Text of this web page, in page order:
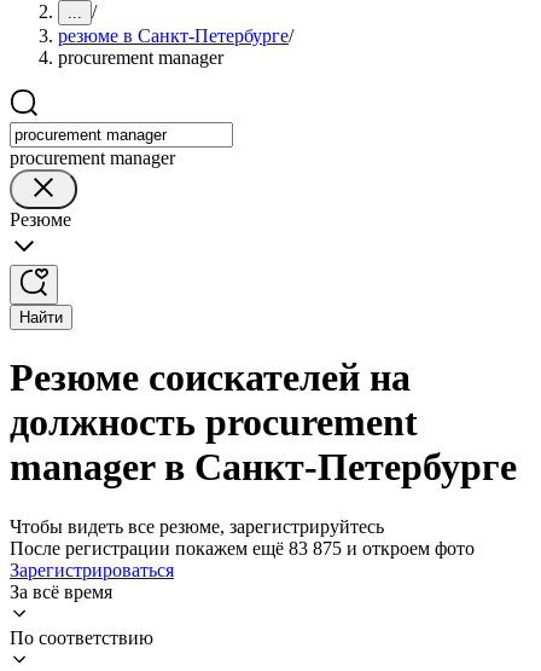
... /
резюме в Санкт-Петербурге/
procurement manager
procurement manager
Резюме
Найти
Резюме соискателей на
должность procurement
manager в Санкт-Петербурге
Чтобы видеть все резюме, зарегистрируйтесь
После регистрации покажем ещё 83 875 и откроем фото
Зарегистрироваться
За всё время
По соответствию